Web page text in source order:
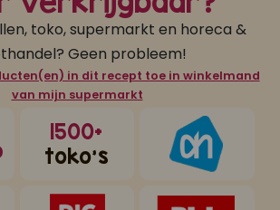
toko, supermarkt en horeca &
Geen probleem!
in dit recept toe in winkelmand
van mijn supermarkt
1500+
toko's